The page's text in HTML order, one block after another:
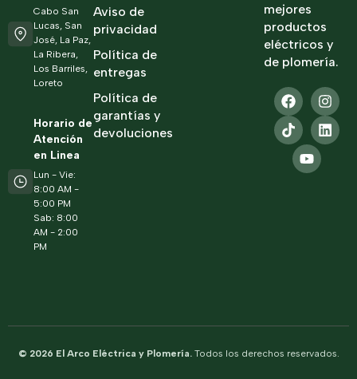
mejores
productos
eléctricos y
de plomería.
Aviso de
privacidad
Política de
entregas
Política de
garantías y
devoluciones
Cabo San
Lucas, San
José, La Paz,
La Ribera,
Los Barriles,
Loreto
Horario de
Atención
en Linea
Lun - Vie:
8:00 AM -
5:00 PM
Sab: 8:00
AM - 2:00
PM
© 2026 El Arco Eléctrica y Plomería.Todos los derechos reservados.